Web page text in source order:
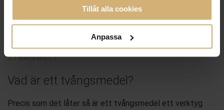
Tillåt alla cookies
Anpassa
STRAFFRÄTT
Vad är ett tvångsmedel?
Precis som det låter så är ett tvångsmedel ett verktyg